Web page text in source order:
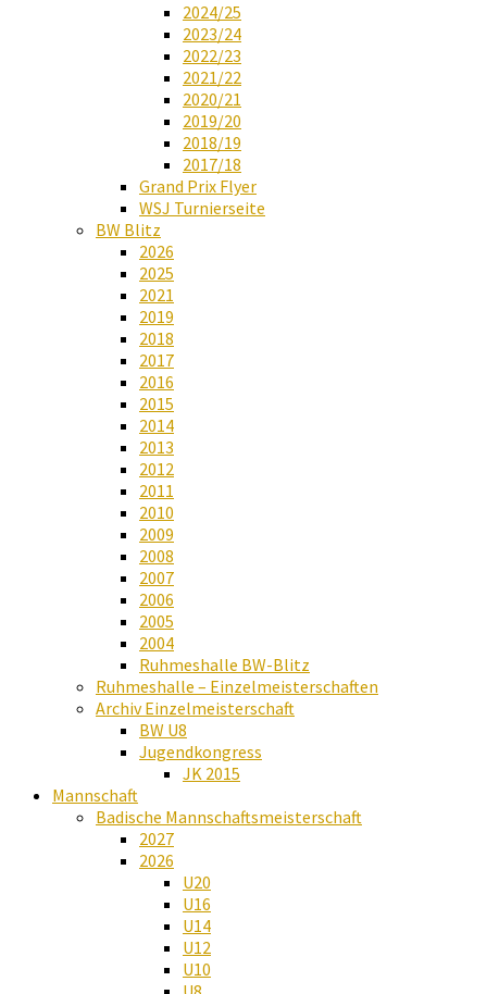
2024/25
2023/24
2022/23
2021/22
2020/21
2019/20
2018/19
2017/18
Grand Prix Flyer
WSJ Turnierseite
BW Blitz
2026
2025
2021
2019
2018
2017
2016
2015
2014
2013
2012
2011
2010
2009
2008
2007
2006
2005
2004
Ruhmeshalle BW-Blitz
Ruhmeshalle – Einzelmeisterschaften
Archiv Einzelmeisterschaft
BW U8
Jugendkongress
JK 2015
Mannschaft
Badische Mannschaftsmeisterschaft
2027
2026
U20
U16
U14
U12
U10